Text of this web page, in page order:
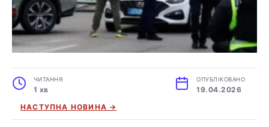
ЧИТАННЯ
1 хв
ОПУБЛІКОВАНО
19.04.2026
НАСТУПНА НОВИНА →